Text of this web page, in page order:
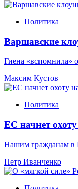
Политика
Варшавские
Гиена «вспомнила»
Максим Кустов
Политика
ЕС начнет
Нашим гражданам в
Петр Иванченко